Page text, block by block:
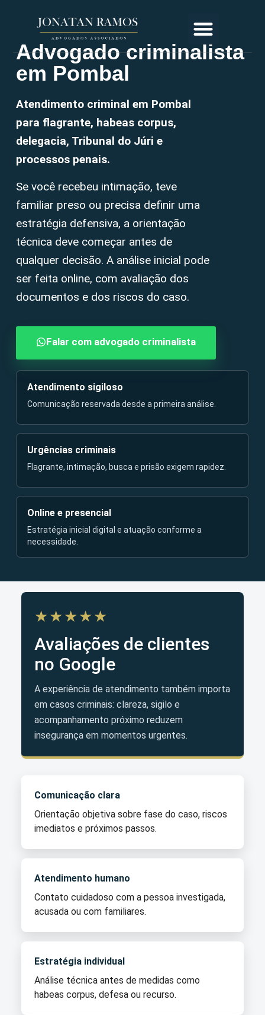
Advogado criminalista
em Pombal
Atendimento criminal em Pombal
para flagrante, habeas corpus,
delegacia, Tribunal do Júri e
processos penais.
Se você recebeu intimação, teve
familiar preso ou precisa definir uma
estratégia defensiva, a orientação
técnica deve começar antes de
qualquer decisão. A análise inicial pode
ser feita online, com avaliação dos
documentos e dos riscos do caso.
Falar com advogado criminalista
Atendimento sigiloso
Comunicação reservada desde a primeira análise.
Urgências criminais
Flagrante, intimação, busca e prisão exigem rapidez.
Online e presencial
Estratégia inicial digital e atuação conforme a
necessidade.
★★★★★
Avaliações de clientes
no Google
A experiência de atendimento também importa
em casos criminais: clareza, sigilo e
acompanhamento próximo reduzem
insegurança em momentos urgentes.
Comunicação clara
Orientação objetiva sobre fase do caso, riscos
imediatos e próximos passos.
Atendimento humano
Contato cuidadoso com a pessoa investigada,
acusada ou com familiares.
Estratégia individual
Análise técnica antes de medidas como
habeas corpus, defesa ou recurso.